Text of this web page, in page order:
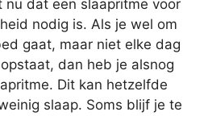
nu dat een slaapritme voor
nodig is. Als je wel om
gaat, maar niet elke dag
dan heb je alsnog
Dit kan hetzelfde
slaap. Soms blijf je te